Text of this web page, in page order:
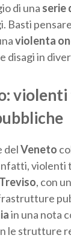
di una serie
Basti
violenta
disagi in
delVeneto
violenti
, con
in una nota
le strutture